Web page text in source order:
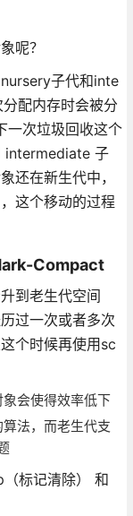
呢？
子代和inte
配内存时会被分
一次垃圾回收这个
intermediate 子
还在新生代中，
这个移动的过程
Compact
到老生代空间
过一次或者多次
个时候再使用sc
会使得效率低下
法，而老生代支
标记清除） 和